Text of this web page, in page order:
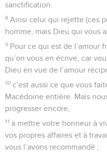
sanctification.
8 Ainsi celui qui rejette (ces
homme, mais Dieu qui vous
9 Pour ce qui est de l’amour
qu’on vous en écrive, car
Dieu en vue de l’amour
10 c’est aussi ce que vous
Macédoine entière. Mais
progresser encore,
11 à mettre votre honneur à
vos propres affaires et à
vous l’avons recommandé ;